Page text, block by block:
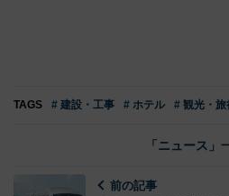
TAGS # 建設・工事 # ホテル # 観光・旅
「ニュース」
前の記事